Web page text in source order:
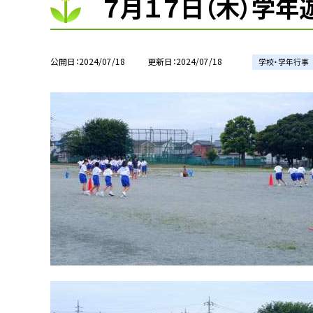
７月１７日（木）学
公開日 2024/07/18 更新日 2024/07/18 学校・学年行事